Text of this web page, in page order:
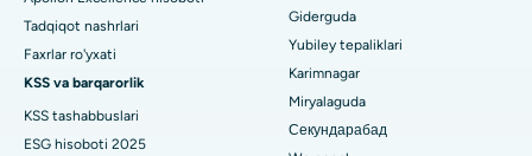
DRDO, Haydaroboddagi eng yaxshi shifoxona
GS Road, Guwahati shahridagi eng yaxshi kasalxona
Hyderguda, Haydaroboddagi eng yaxshi shifoxona
Mulohaza miya stimulyatsiyasi
Buyrak biopsiyasi
Tadqiqot nashrlari
Faxrlar ro'yxati
KSS va barqarorlik
KSS tashabbuslari
ESG hisoboti 2025
Giderguda
Yubiley tepaliklari
Karimnagar
Miryalaguda
Секундарабад